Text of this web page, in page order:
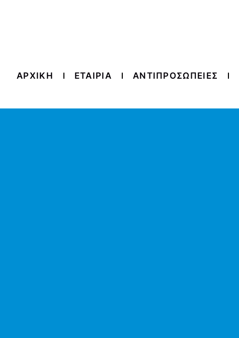
ΑΡΧΙΚΗ ΕΤΑΙΡΙΑ ΑΝΤΙΠΡΟΣΩΠΕΙΕΣ